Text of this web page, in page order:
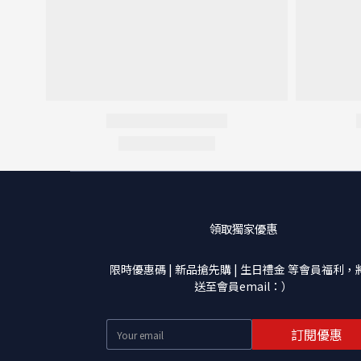
領取獨家優惠
限時優惠碼 | 新品搶先購 | 生日禮金 等會員福利，
送至會員email：）
訂閱優惠